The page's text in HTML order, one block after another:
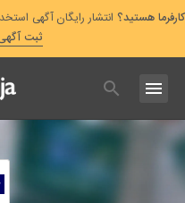
کارفرما هستید؟ انتشار رایگان آگهی استخدام در ۲۵ استان و ۲۶
ثبت